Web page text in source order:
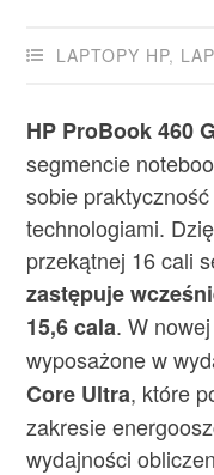
LAPTOPY HP,
HP ProBook 460
segmencie
sobie
technologiami.
przekątnej 16 cali
zastępuje
15,6 cala. W
wyposażone w
Core Ultra, które
zakresie
wydajności